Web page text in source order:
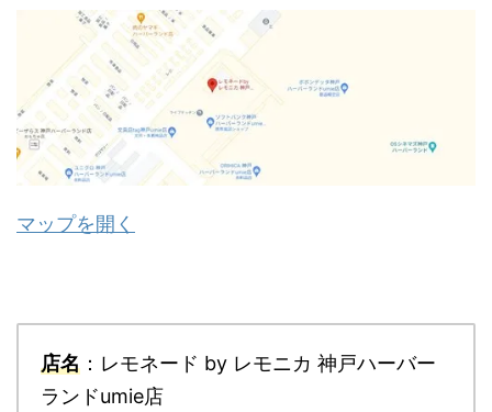
マップを開く
店名 ：レモネード by レモニカ 神戸ハーバー
ランドumie店